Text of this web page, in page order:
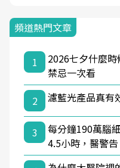
頻道熱門文章
1
2026七夕什麼
禁忌一次看
2
濾藍光產品真
3
每分鐘190萬腦
4.5小時，醫警